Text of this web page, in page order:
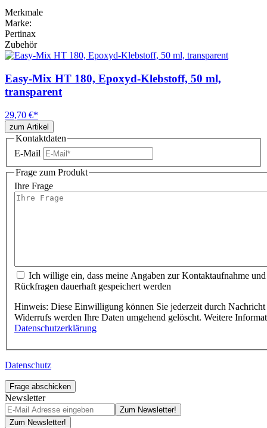
Merkmale
Marke:
Pertinax
Zubehör
Easy-Mix HT 180, Epoxyd-Klebstoff, 50 ml,
transparent
29,70 €*
zum Artikel
Kontaktdaten
E-Mail
Frage zum Produkt
Ihre Frage
Ich willige ein, dass meine Angaben zur Kontaktaufnahme
Rückfragen dauerhaft gespeichert werden
Hinweis: Diese Einwilligung können Sie jederzeit durch
Widerrufs werden Ihre Daten umgehend gelöscht. Weitere
Datenschutzerklärung
Datenschutz
Frage abschicken
Newsletter
Zum Newsletter!
Zum Newsletter!